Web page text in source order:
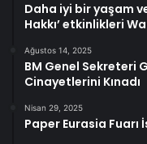
Daha iyi bir yaşam
Hakkı’ etkinlikleri
Ağustos 14, 2025
BM Genel Sekreteri
Cinayetlerini Kınadı
Nisan 29, 2025
Paper Eurasia Fuarı